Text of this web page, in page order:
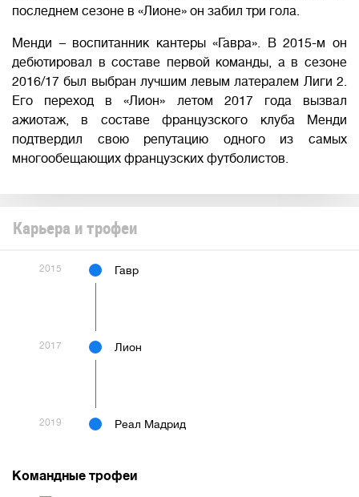
последнем сезоне в «Лионе» он забил три гола.
Менди – воспитанник кантеры «Гавра». В 2015-м он
дебютировал в составе первой команды, а в сезоне
2016/17 был выбран лучшим левым латералем Лиги 2.
Его переход в «Лион» летом 2017 года вызвал
ажиотаж, в составе французского клуба Менди
подтвердил свою репутацию одного из самых
многообещающих французских футболистов.
Карьера и трофеи
2015 Гавр
2017 Лион
2019 Реал Мадрид
Командные трофеи